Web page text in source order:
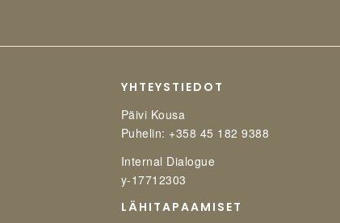
YHTEYSTIEDOT
Päivi Kousa
Puhelin: +358 45 182 9388
Internal Dialogue
y-17712303
LÄHITAPAAMISET